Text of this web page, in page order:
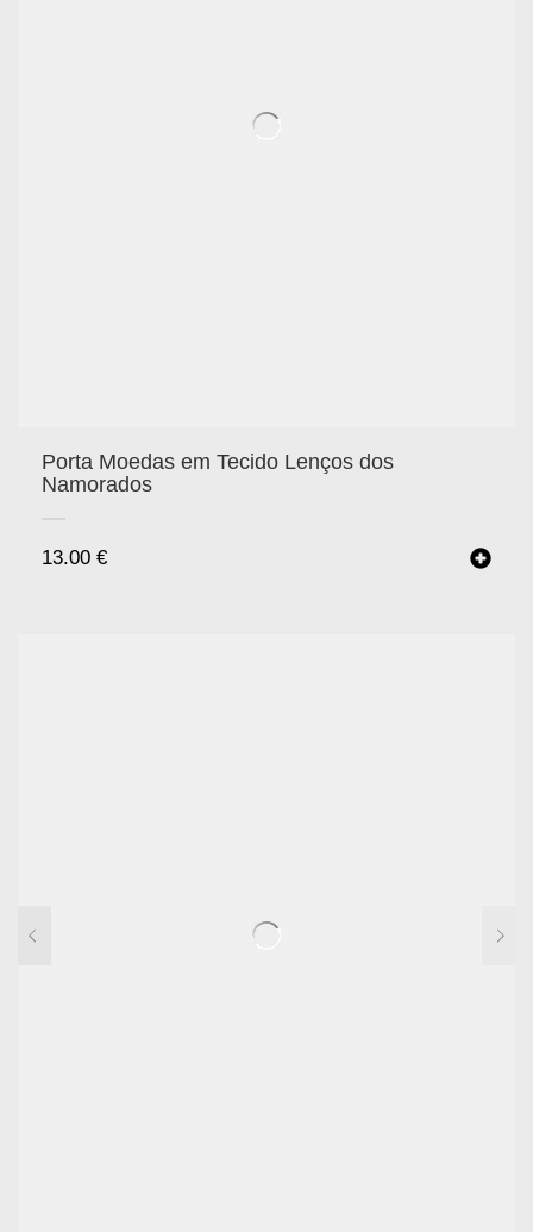
Porta Moedas em Tecido Lenços dos
Namorados
13.00 €